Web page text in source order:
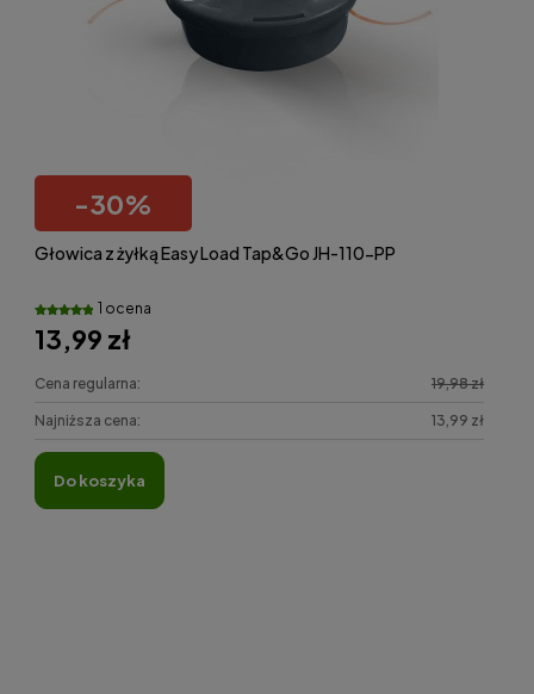
-30%
Głowica z żyłką Easy Load Tap&Go JH-110-PP
1 ocena
13,99 zł
Cena regularna: 19,98 zł
Najniższa cena: 13,99 zł
do koszyka